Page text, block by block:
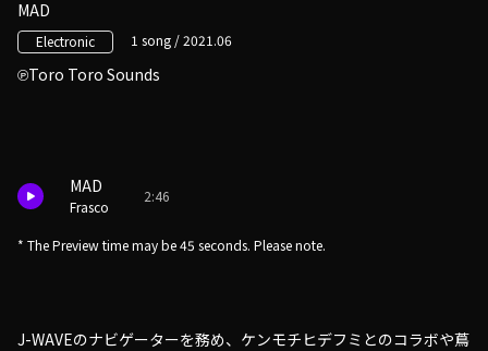
MAD
Electronic 1 song / 2021.06
Toro Toro Sounds
MAD
Frasco
2:46
* The Preview time may be 45 seconds. Please note.
J-WAVEのナビゲーターを務め、ケンモチヒデフミとのコラボや蔦